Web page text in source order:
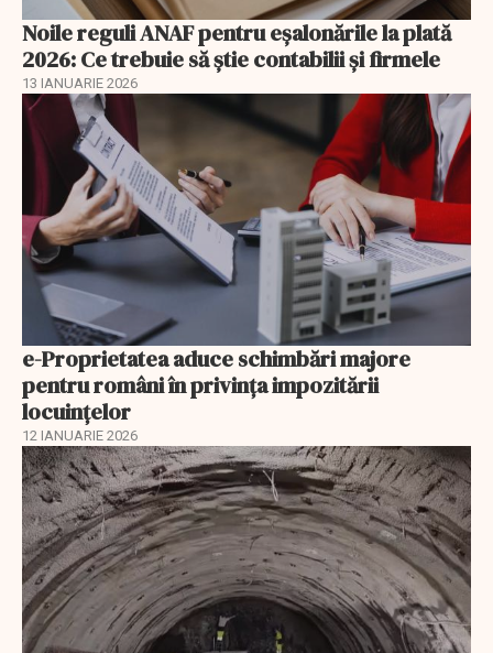
Noile reguli ANAF pentru eşalonările la plată
2026: Ce trebuie să știe contabilii și firmele
13 IANUARIE 2026
e-Proprietatea aduce schimbări majore
pentru români în privinţa impozitării
locuințelor
12 IANUARIE 2026